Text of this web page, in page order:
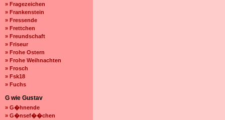
» Fragezeichen
» Frankenstein
» Fressende
» Frettchen
» Freundschaft
» Friseur
» Frohe Ostern
» Frohe Weihnachten
» Frosch
» Fsk18
» Fuchs
G wie Gustav
» G�hnende
» G�nsef��chen